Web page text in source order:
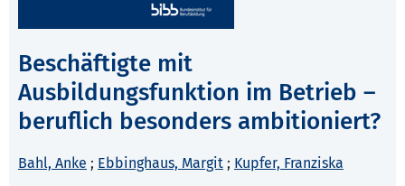
Beschäftigte mit
Ausbildungsfunktion im Betrieb –
beruflich besonders ambitioniert?
Bahl, Anke ; Ebbinghaus, Margit ; Kupfer, Franziska